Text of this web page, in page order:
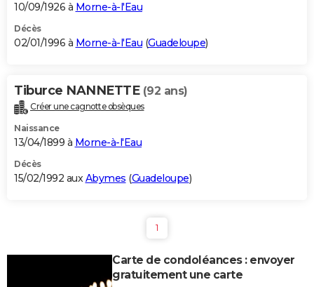
10/09/1926 à Morne-à-l'Eau
Décès
02/01/1996 à Morne-à-l'Eau (Guadeloupe)
Tiburce NANNETTE (92 ans)
Créer une cagnotte obsèques
Naissance
13/04/1899 à Morne-à-l'Eau
Décès
15/02/1992 auxAbymes (Guadeloupe)
1
Carte de condoléances : envoyer
gratuitement une carte